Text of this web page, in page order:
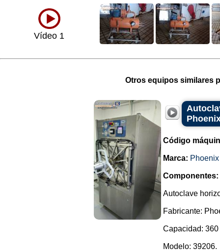
Vídeo 1
Otros equipos similares
Código
Marca:
Componentes:
Autoclave
Fabricante:
Capacidad: 360
Modelo: 39206.